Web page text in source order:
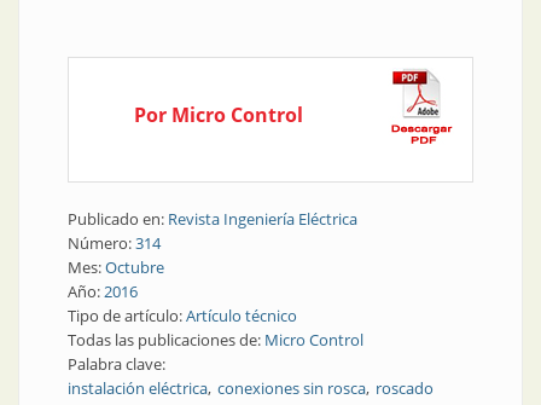
Por Micro Control
Publicado en: Revista Ingeniería Eléctrica
Número:314
Mes:Octubre
Año:2016
Tipo de artículo:Artículo técnico
Todas las publicaciones de: Micro Control
Palabra clave:
instalación eléctrica conexiones sin rosca roscado